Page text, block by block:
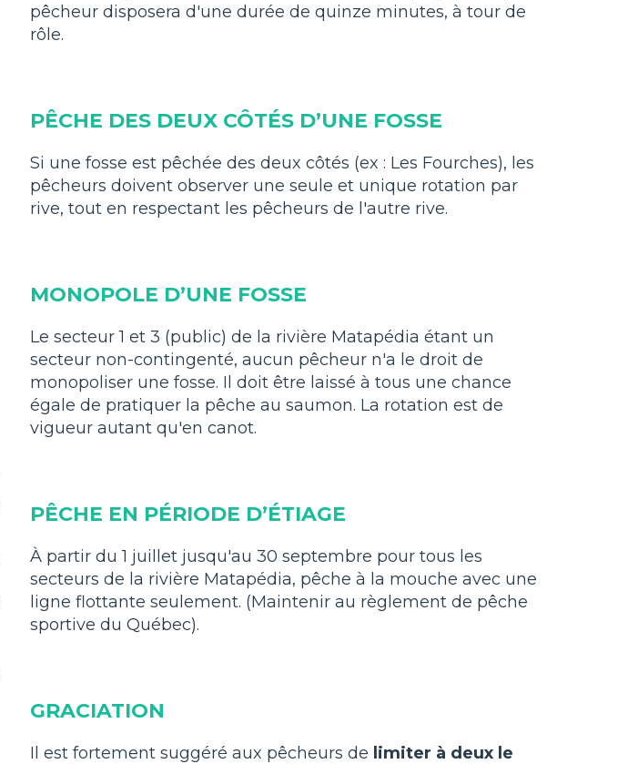
pêcheur disposera d'une durée de quinze minutes, à tour de
rôle.
PÊCHE DES DEUX CÔTÉS D’UNE FOSSE
Si une fosse est pêchée des deux côtés (ex : Les Fourches), les
pêcheurs doivent observer une seule et unique rotation par
rive, tout en respectant les pêcheurs de l'autre rive.
MONOPOLE D’UNE FOSSE
Le secteur 1 et 3 (public) de la rivière Matapédia étant un
secteur non-contingenté, aucun pêcheur n'a le droit de
monopoliser une fosse. Il doit être laissé à tous une chance
égale de pratiquer la pêche au saumon. La rotation est de
vigueur autant qu'en canot.
PÊCHE EN PÉRIODE D’ÉTIAGE
À partir du 1 juillet jusqu'au 30 septembre pour tous les
secteurs de la rivière Matapédia, pêche à la mouche avec une
ligne flottante seulement. (Maintenir au règlement de pêche
sportive du Québec).
GRACIATION
Il est fortement suggéré aux pêcheurs de limiter à deux le